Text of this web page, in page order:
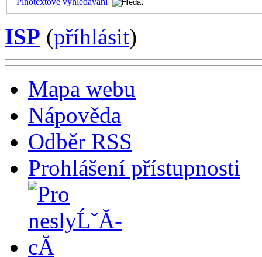
ISP (příhlásit)
Mapa webu
Nápověda
Odběr RSS
Prohlášení přístupnosti